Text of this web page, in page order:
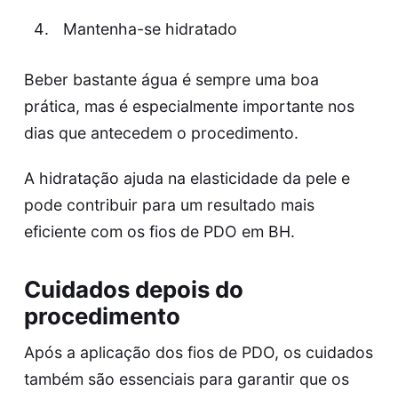
Mantenha-se hidratado
Beber bastante água é sempre uma boa
prática, mas é especialmente importante nos
dias que antecedem o procedimento.
A hidratação ajuda na elasticidade da pele e
pode contribuir para um resultado mais
eficiente com os fios de PDO em BH.
Cuidados depois do
procedimento
Após a aplicação dos fios de PDO, os cuidados
também são essenciais para garantir que os